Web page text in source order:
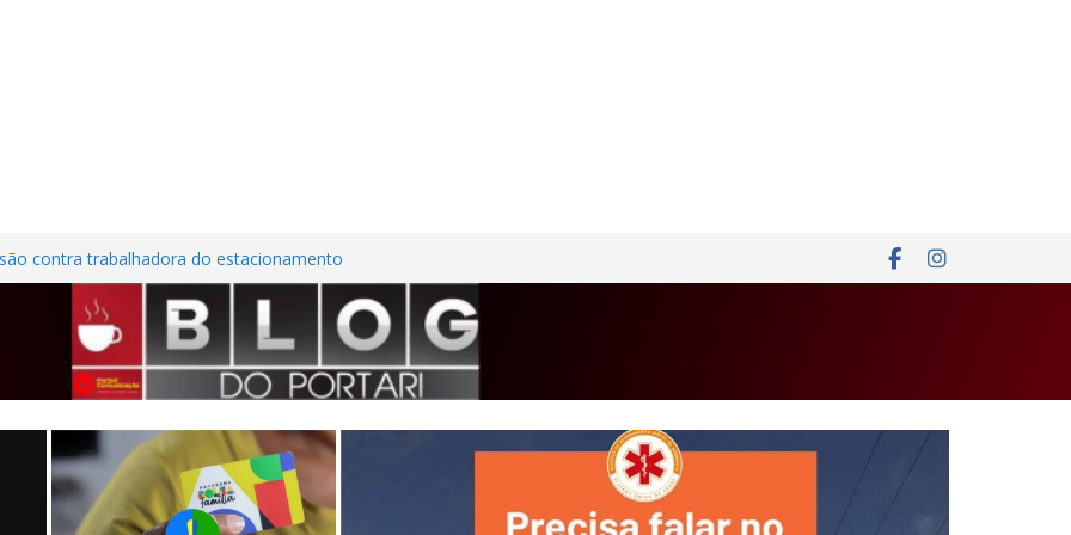
contra trabalhadora do estacionamento
em Frutal
Nordestina
casa desabitada e furtam bicicleta,
no Centro de Frutal
em investimentos, obras de melhoria
seguem em ritmo avançado